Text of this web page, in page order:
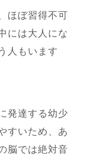
ほぼ習得不可
には大人にな
人もいます
発達する幼少
すいため、あ
脳では絶対音